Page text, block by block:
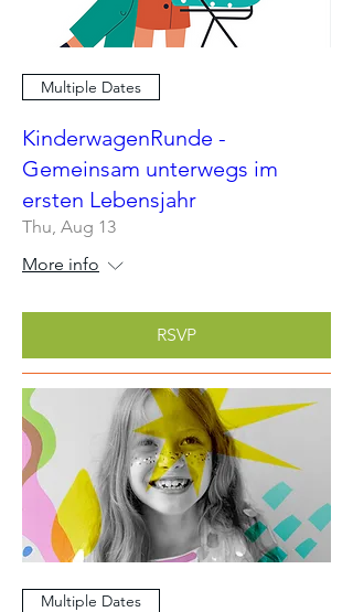
Multiple Dates
KinderwagenRunde -
Gemeinsam unterwegs im
ersten Lebensjahr
Thu, Aug 13
More info
RSVP
Multiple Dates